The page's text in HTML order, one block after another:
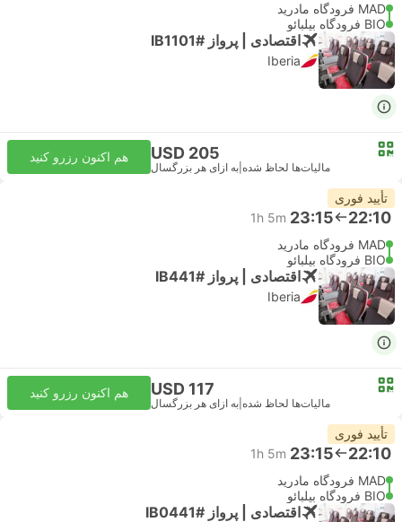
MAD فرودگاه مادرید
BIO فرودگاه بیلبائو
اقتصادی | پرواز #IB1101
Iberia
USD 205
مالیات‌ها لحاظ شده به ازای هر بزرگسال
هم اکنون رزرو کنید
تأیید فوری
22:10
23:15
1h 5m
MAD فرودگاه مادرید
BIO فرودگاه بیلبائو
اقتصادی | پرواز #IB441
Iberia
USD 117
مالیات‌ها لحاظ شده به ازای هر بزرگسال
هم اکنون رزرو کنید
تأیید فوری
22:10
23:15
1h 5m
MAD فرودگاه مادرید
BIO فرودگاه بیلبائو
اقتصادی | پرواز #IB0441